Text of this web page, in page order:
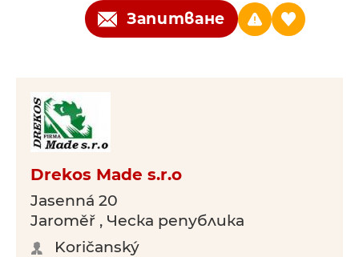
Запитване
Drekos Made s.r.o
Jasenná 20
Jaroměř , Ческа република
Koričanský